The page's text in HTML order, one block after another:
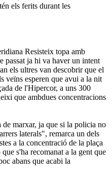
els ferits durant les
Resisteix topa amb
passat ja hi va haver un intent
els ultres van descobrir que el
veïns esperen que avui a la nit
de l'Hipercor, a uns 300
que ambdues concentracions
marxar, ja que si la policia no
laterals", remarca un dels
a la concentració de la plaça
s'ha recomanat a la gent que
abans que acabi la